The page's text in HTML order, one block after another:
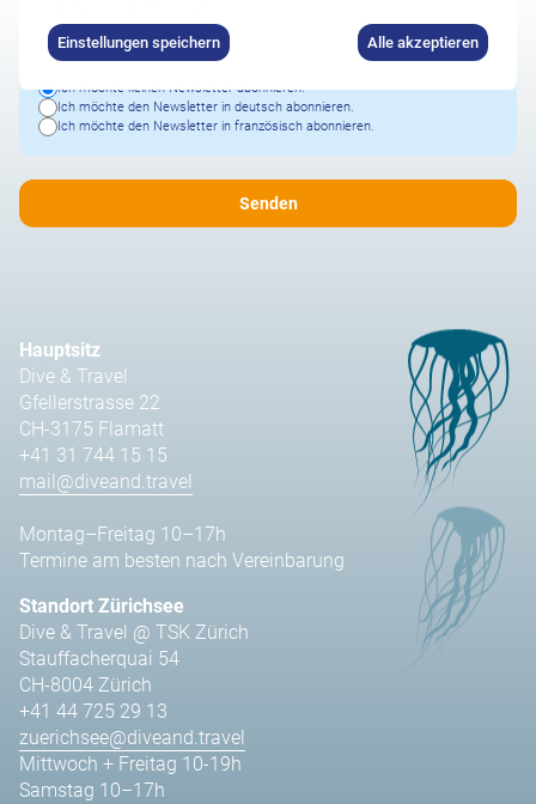
Ich möchte keinen Newsletter abonnieren.
Ich möchte den Newsletter in deutsch abonnieren.
Ich möchte den Newsletter in französisch abonnieren.
Hauptsitz
Dive & Travel
Gfellerstrasse 22
CH-3175 Flamatt
+41 31 744 15 15
mail@diveand.travel
Montag–Freitag 10–17h
Termine am besten nach Vereinbarung
Standort Zürichsee
Dive & Travel @ TSK Zürich
Stauffacherquai 54
CH-8004 Zürich
+41 44 725 29 13
zuerichsee@diveand.travel
Mittwoch + Freitag 10-19h
Samstag 10–17h
Einstellungen speichern Alle akzeptieren